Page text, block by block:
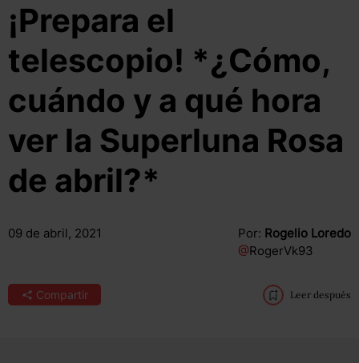
¡Prepara el
telescopio! *¿Cómo,
cuándo y a qué hora
ver la Superluna Rosa
de abril?*
09 de abril, 2021 Por: Rogelio Loredo
@RogerVk93
Compartir Leer después